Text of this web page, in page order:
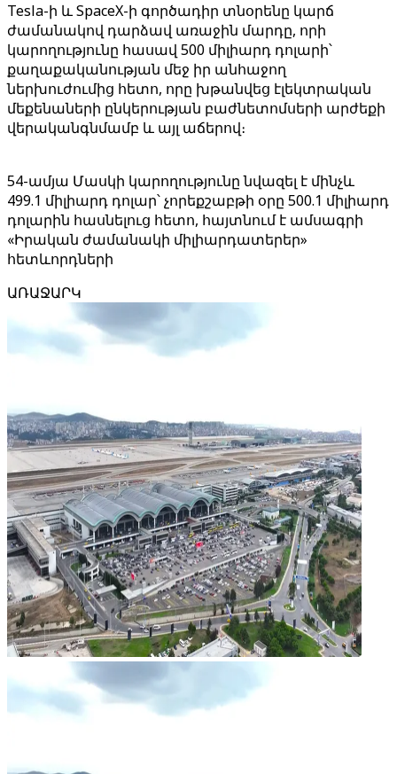
Tesla-ի և SpaceX-ի գործադիր տնօրենը կարճ
ժամանակով դարձավ առաջին մարդը, որի
կարողությունը հասավ 500 միլիարդ դոլարի՝
քաղաքականության մեջ իր անհաջող
ներխուժումից հետո, որը խթանվեց էլեկտրական
մեքենաների ընկերության բաժնետոմսերի արժեքի
վերականգնմամբ և այլ աճերով։
54-ամյա Մասկի կարողությունը նվազել է մինչև
499.1 միլիարդ դոլար՝ չորեքշաբթի օրը 500.1 միլիարդ
դոլարին հասնելուց հետո, հայտնում է ամսագրի
«Իրական ժամանակի միլիարդատերեր»
հետևորդների
ԱՌԱՋԱՐԿ